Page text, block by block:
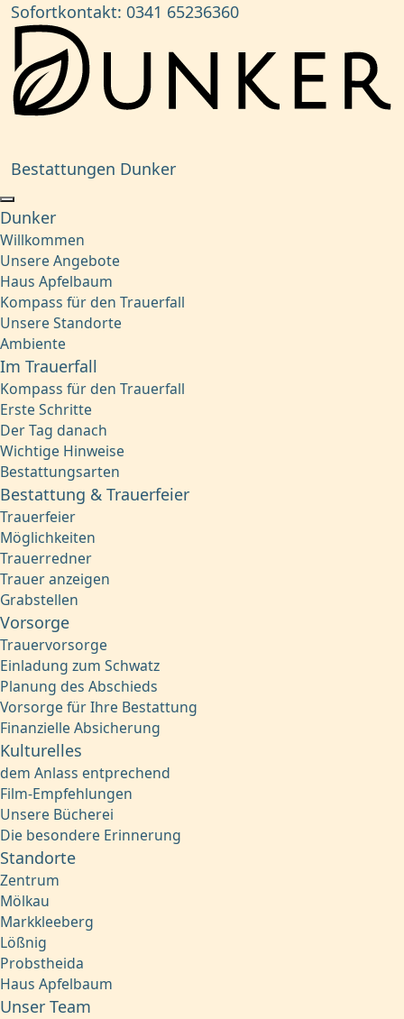
Sofortkontakt: 0341 65236360
Bestattungen Dunker
Dunker
Willkommen
Unsere Angebote
Haus Apfelbaum
Kompass für den Trauerfall
Unsere Standorte
Ambiente
Im Trauerfall
Kompass für den Trauerfall
Erste Schritte
Der Tag danach
Wichtige Hinweise
Bestattungsarten
Bestattung & Trauerfeier
Trauerfeier
Möglichkeiten
Trauerredner
Trauer anzeigen
Grabstellen
Vorsorge
Trauervorsorge
Einladung zum Schwatz
Planung des Abschieds
Vorsorge für Ihre Bestattung
Finanzielle Absicherung
Kulturelles
dem Anlass entprechend
Film-Empfehlungen
Unsere Bücherei
Die besondere Erinnerung
Standorte
Zentrum
Mölkau
Markkleeberg
Lößnig
Probstheida
Haus Apfelbaum
Unser Team